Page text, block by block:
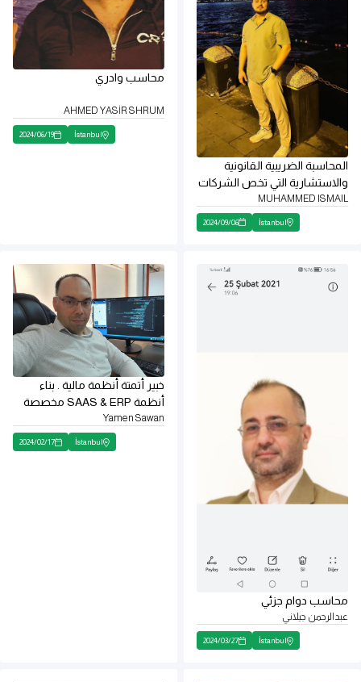
المحاسبة الضريبية القانونية
والاستشارية التي تخص الشركات
MUHAMMED ISMAIL
İstanbul
2024/09/06
محاسب وادري
AHMED YASİR SHRUM
İstanbul
2024/06/19
محاسب دوام جزئي
عبدالرحمن جيلاني
İstanbul
2024/03/27
خبیر أتمتة أنظمة مالیة . بناء
أنظمة SAAS & ERP مخصصة
Yamen Sawan
İstanbul
2024/02/17